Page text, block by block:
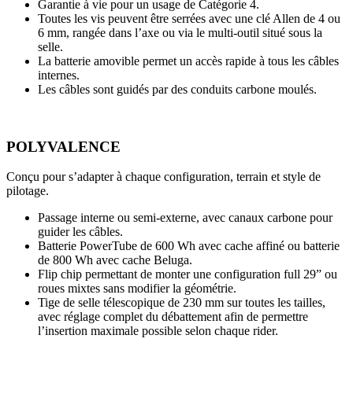
Garantie à vie pour un usage de Catégorie 4.
Toutes les vis peuvent être serrées avec une clé Allen de 4 ou
6 mm, rangée dans l’axe ou via le multi-outil situé sous la
selle.
La batterie amovible permet un accès rapide à tous les câbles
internes.
Les câbles sont guidés par des conduits carbone moulés.
POLYVALENCE
Conçu pour s’adapter à chaque configuration, terrain et style de
pilotage.
Passage interne ou semi-externe, avec canaux carbone pour
guider les câbles.
Batterie PowerTube de 600 Wh avec cache affiné ou batterie
de 800 Wh avec cache Beluga.
Flip chip permettant de monter une configuration full 29” ou
roues mixtes sans modifier la géométrie.
Tige de selle télescopique de 230 mm sur toutes les tailles,
avec réglage complet du débattement afin de permettre
l’insertion maximale possible selon chaque rider.